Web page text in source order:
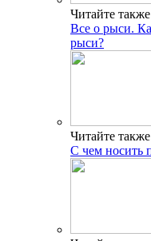
Читайте
Все о рыси.
рыси?
Читайте
С чем носить